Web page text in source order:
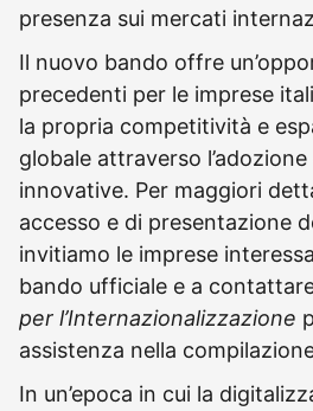
presenza sui mercati
Il nuovo bando offre
precedenti per le imprese
la propria competitività e
globale attraverso
innovative. Per maggiori
accesso e di presentazione
invitiamo le imprese
bando ufficiale e a
per l’Internazionalizzazione
assistenza nella
In un’epoca in cui la